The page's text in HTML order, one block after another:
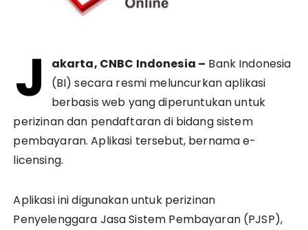
J akarta, CNBC Indonesia – Bank Indonesia
(BI) secara resmi meluncurkan aplikasi
berbasis web yang diperuntukan untuk
perizinan dan pendaftaran di bidang sistem
pembayaran. Aplikasi tersebut, bernama e-
licensing.
Aplikasi ini digunakan untuk perizinan
Penyelenggara Jasa Sistem Pembayaran (PJSP),